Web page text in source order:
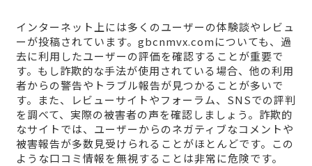
インターネット上には多くのユーザーの体験談やレビュ
ーが投稿されています。gbcnmvx.comについても、過
去に利用したユーザーの評価を確認することが重要で
す。もし詐欺的な手法が使用されている場合、他の利用
者からの警告やトラブル報告が見つかることが多いで
す。また、レビューサイトやフォーラム、SNSでの評判
を調べて、実際の被害者の声を確認しましょう。詐欺的
なサイトでは、ユーザーからのネガティブなコメントや
被害報告が多数見受けられることがほとんどです。この
ような口コミ情報を無視することは非常に危険です。